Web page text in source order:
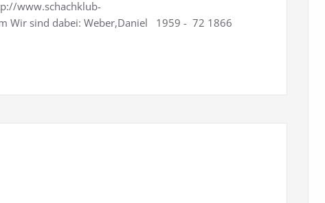
www.schachklub-
Wir sind dabei: Weber,Daniel 1959 - 72 1866